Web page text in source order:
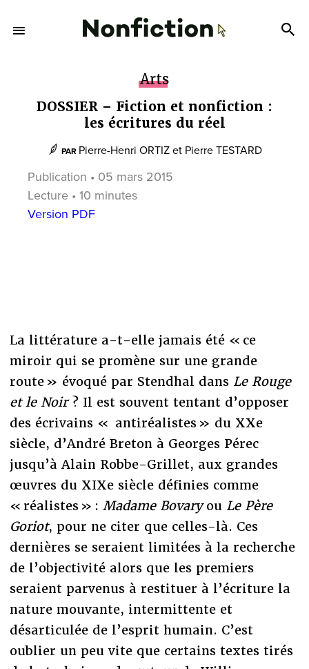
Arts
DOSSIER – Fiction et nonfiction :
les écritures du réel
PAR Pierre-Henri ORTIZet Pierre TESTARD
Publication • 05 mars 2015
Lecture • 10 minutes
Version PDF
La littérature a-t-elle jamais été « ce
miroir qui se promène sur une grande
route » évoqué par Stendhal dans Le Rouge
et le Noir? Il est souvent tentant d’opposer
des écrivains « antiréalistes » du XXe
siècle, d’André Breton à Georges Pérec
jusqu’à Alain Robbe-Grillet, aux grandes
œuvres du XIXe siècle définies comme
« réalistes » : Madame Bovaryou Le Père
Goriot, pour ne citer que celles-là. Ces
dernières se seraient limitées à la recherche
de l’objectivité alors que les premiers
seraient parvenus à restituer à l’écriture la
nature mouvante, intermittente et
désarticulée de l’esprit humain. C’est
oublier un peu vite que certains textes tirés